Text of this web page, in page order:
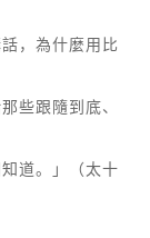
，為什麼用比
些跟隨到底、
道。」（太十